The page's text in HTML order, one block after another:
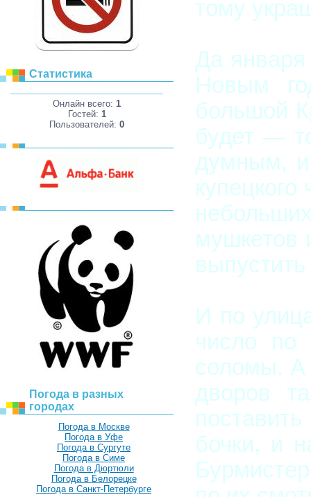
Статистика
Онлайн всего: 1
Гостей: 1
Пользователей: 0
Погода в разных
городах
Погода в Москве
Погода в Уфе
Погода в Сургуте
Погода в Симе
Погода в Дюртюли
Погода в Белорецке
Погода в Санкт-Петербурге
тому
Да января
Новым
большой
будет —
думным, и
мушкетов
выпустить
И по
число по
соломы. А
дворов
бочки, и